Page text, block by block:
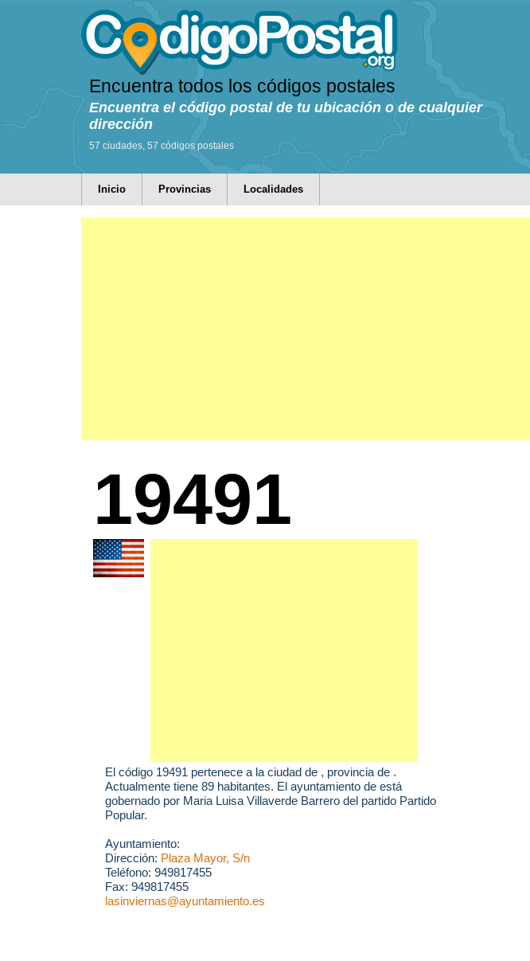
Encuentra todos los códigos postales
Encuentra el código postal de tu ubicación o de cualquier
dirección
57 ciudades, 57 códigos postales
Inicio Provincias Localidades
19491
El código 19491 pertenece a la ciudad de , provincia de .
Actualmente tiene 89 habitantes. El ayuntamiento de está
gobernado por Maria Luisa Villaverde Barrero del partido Partido
Popular.
Ayuntamiento:
Dirección: Plaza Mayor, S/n
Teléfono: 949817455
Fax: 949817455
lasinviernas@ayuntamiento.es